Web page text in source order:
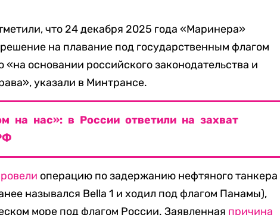
что 24 декабря 2025 года «Маринера»
на плавание под государственным флагом
основании российского законодательства и
указали в Минтрансе.
на нас»: в России ответили на захват
операцию по задержанию нефтяного танкера
назывался Bella 1 и ходил под флагом Панамы),
море под флагом России. Заявленная причина